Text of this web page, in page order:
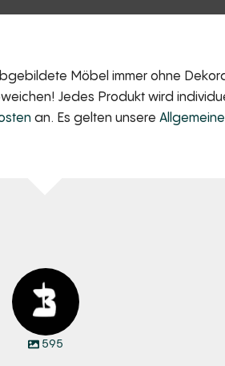
Möbel immer ohne
Jedes Produkt wird
an. Es gelten unsere
595